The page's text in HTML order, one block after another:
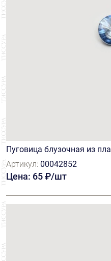
Пуговица блузочная из
олубого цвета
Артикул: 00042852
Цена: 65 ₽/шт